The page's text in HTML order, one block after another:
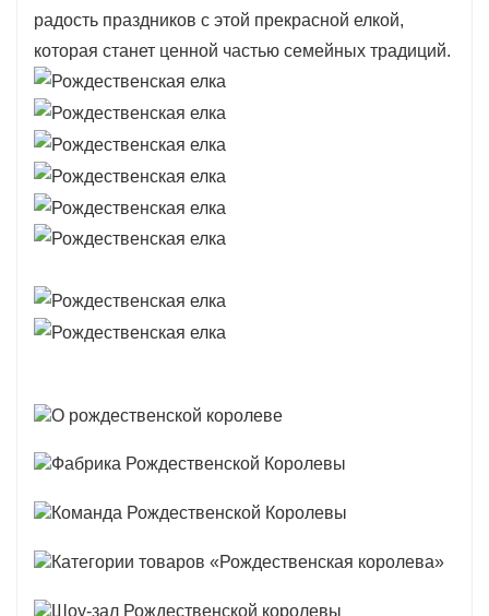
радость праздников с этой прекрасной елкой,
которая станет ценной частью семейных традиций.